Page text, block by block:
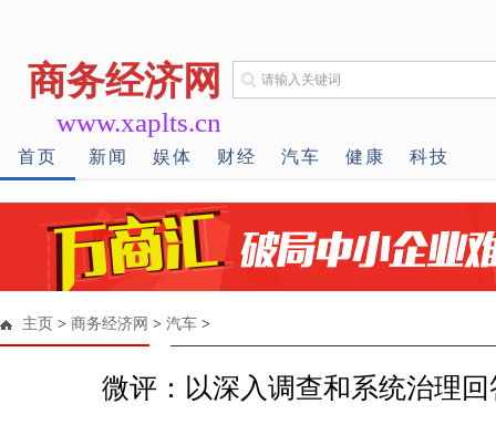
商务经济网
www.xaplts.cn
首页 新闻 娱体 财经 汽车 健康 科技
主页 > 商务经济网 > 汽车 >
微评：以深入调查和系统治理